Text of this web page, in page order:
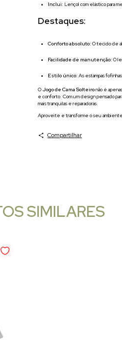
Inclui: Lençol com elástico para
Destaques:
Conforto absoluto: O tecido de
Facilidade de manutenção: O
Estilo único: As estampas
OJogo de Cama Solteironão é
e conforto. Com um design pensado
mais tranquilas e reparadoras.
Aproveite e transforme o seu ambiente
Compartilhar
SIMILARES